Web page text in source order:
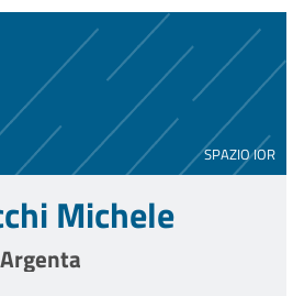
SPAZIO IOR
Michele